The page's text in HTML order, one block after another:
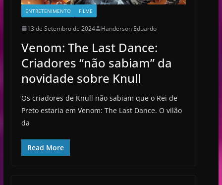
ENTRETENIMENTO FILME
13 de Setembro de 2024 Handerson Eduardo
Venom: The Last Dance:
Criadores “não sabiam” da
novidade sobre Knull
Os criadores de Knull não sabiam que o Rei de
Preto estaria em Venom: The Last Dance. O vilão
da
Read More